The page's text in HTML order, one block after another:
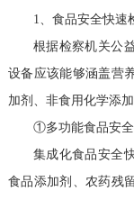
1、食品安全快速
根据检察机关公
设备应该能够涵盖营
加剂、非食用化学添
①多功能食品安
集成化食品安全
食品添加剂、农药残